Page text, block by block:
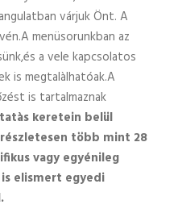
várjuk Önt. A
menüsorunkban az
a vele kapcsolatos
is megtalàlhatóak.A
is tartalmaznak
keretein belül
több mint 28
vagy egyénileg
elismert egyedi